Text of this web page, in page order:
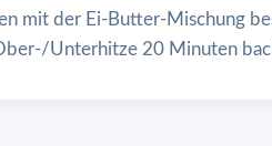
mit der Ei-Butter-Mischung
Unterhitze 20 Minuten